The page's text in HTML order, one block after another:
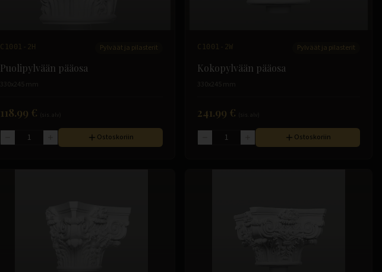
C1001-2H Pylväät ja pilasterit
Puolipylvään pääosa
330x245 mm
118.99 €
Ostoskoriin
C1001-2W Pylväät ja pilasterit
Kokopylvään pääosa
330x245 mm
241.99 €
Ostoskoriin